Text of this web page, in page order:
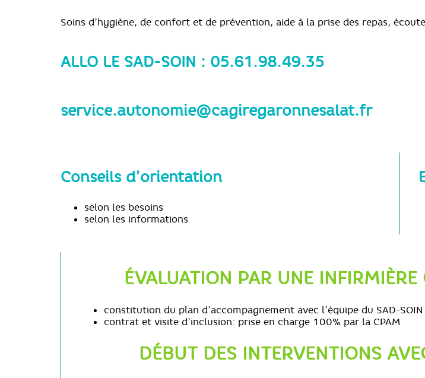
Soins d’hygiène, de confort et de prévention, aide à la prise des repas,
ALLO LE SAD-SOIN : 05.61.98.49.35
service.autonomie@cagiregaronnesalat.fr
Conseils d’orientation
selon les besoins
selon les informations
ÉVALUATION PAR UNE
constitution du plan d’accompagnement avec l’équipe du SAD-SOIN
contrat et visite d’inclusion: prise en charge 100% par la CPAM
DÉBUT DES INTERVENTIONS